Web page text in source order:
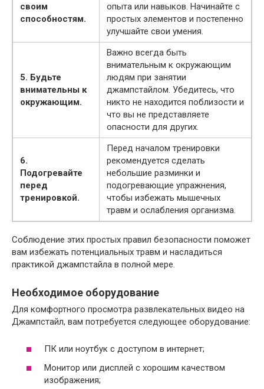
своим
способностям.
опыта или навыков. Начинайте с
простых элементов и постепенно
улучшайте свои умения.
5. Будьте
внимательны к
окружающим.
Важно всегда быть
внимательным к окружающим
людям при занятии
джампстайлом. Убедитесь, что
никто не находится поблизости и
что вы не представляете
опасности для других.
6.
Подогревайте
перед
тренировкой.
Перед началом тренировки
рекомендуется сделать
небольшие разминки и
подогревающие упражнения,
чтобы избежать мышечных
травм и ослабления организма.
Соблюдение этих простых правил безопасности поможет
вам избежать потенциальных травм и насладиться
практикой джампстайла в полной мере.
Необходимое оборудование
Для комфортного просмотра развлекательных видео на
Джампстайл, вам потребуется следующее оборудование:
ПК или ноутбук с доступом в интернет;
Монитор или дисплей с хорошим качеством
изображения;